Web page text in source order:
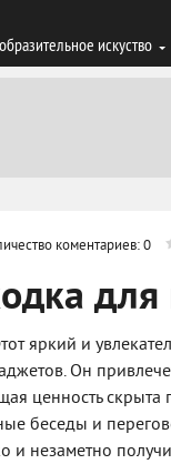
искуство
коментариев: 0
яркий и
Он
ценность скрыта
беседы и
и незаметно